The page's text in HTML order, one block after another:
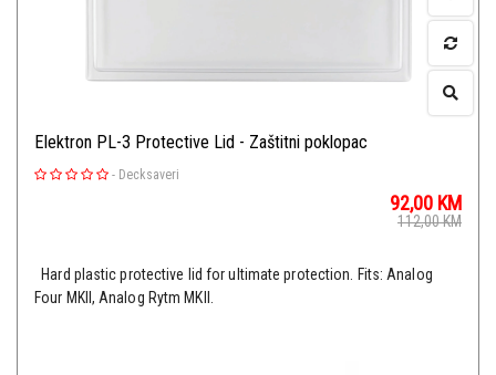
Elektron PL-3 Protective Lid - Zaštitni poklopac
- Decksaveri
92,00 KM
112,00KM
Hard plastic protective lid for ultimate protection. Fits: Analog
Four MKII, Analog Rytm MKII.